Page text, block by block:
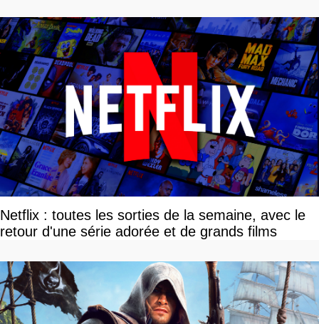
Netflix : toutes les sorties de la semaine, avec le
retour d'une série adorée et de grands films